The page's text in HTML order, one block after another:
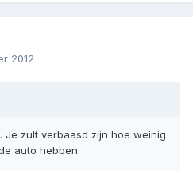
2012
Je zult verbaasd zijn hoe weinig
auto hebben.